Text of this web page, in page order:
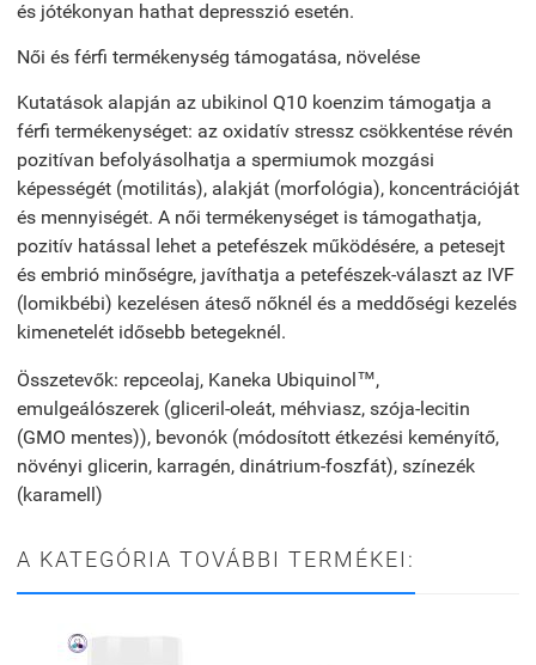
és jótékonyan hathat depresszió esetén.
Női és férfi termékenység támogatása, növelése
Kutatások alapján az ubikinol Q10 koenzim támogatja a
férfi termékenységet: az oxidatív stressz csökkentése révén
pozitívan befolyásolhatja a spermiumok mozgási
képességét (motilitás), alakját (morfológia), koncentrációját
és mennyiségét. A női termékenységet is támogathatja,
pozitív hatással lehet a petefészek működésére, a petesejt
és embrió minőségre, javíthatja a petefészek-választ az IVF
(lomikbébi) kezelésen áteső nőknél és a meddőségi kezelés
kimenetelét idősebb betegeknél.
Összetevők: repceolaj, Kaneka Ubiquinol™,
emulgeálószerek (gliceril-oleát, méhviasz, szója-lecitin
(GMO mentes)), bevonók (módosított étkezési keményítő,
növényi glicerin, karragén, dinátrium-foszfát), színezék
(karamell)
A KATEGÓRIA TOVÁBBI TERMÉKEI: